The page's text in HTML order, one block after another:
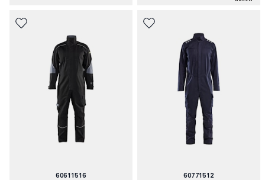
Artikelnummer:
60611516 Artikelnummer:
60771512